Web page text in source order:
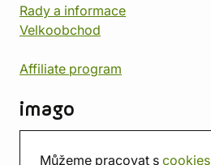
Můžeme pracovat s cookies
Rady a informace
Velkoobchod
Affiliate program
imago
Prodejna